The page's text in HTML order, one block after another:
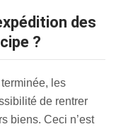
?
les
de rentrer
biens. Ceci n’est